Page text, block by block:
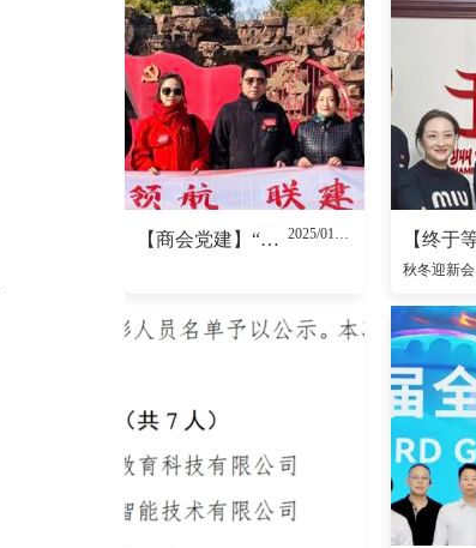
【商会党建】“红船领航 联建兴商”——走进嘉兴南湖
秋冬迎新会